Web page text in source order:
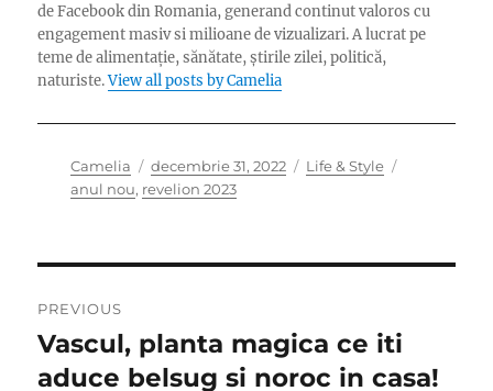
de Facebook din Romania, generand continut valoros cu
engagement masiv si milioane de vizualizari. A lucrat pe
teme de alimentație, sănătate, știrile zilei, politică,
naturiste.View all posts by Camelia
Author
Camelia
Posted
on
decembrie 31, 2022 Categories
Life & Style
anul nou, revelion 2023
în
articole
PREVIOUS
Previous
post:
Vascul, planta magica ce iti
aduce belsug si noroc in casa!